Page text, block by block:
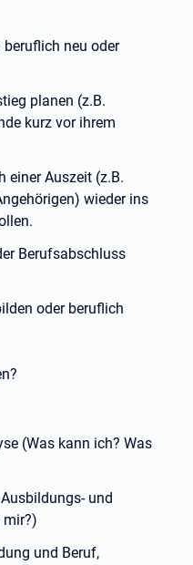
neu oder
planen (z.B.
kurz vor ihrem
einer Auszeit (z.B.
wieder ins
Berufsabschluss
oder beruflich
(Was kann ich? Was
und
mir?)
und Beruf,